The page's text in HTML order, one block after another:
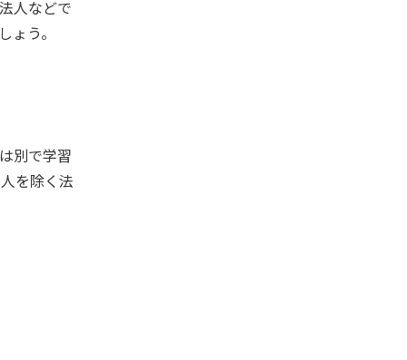
人などで
う。
別で学習
を除く法